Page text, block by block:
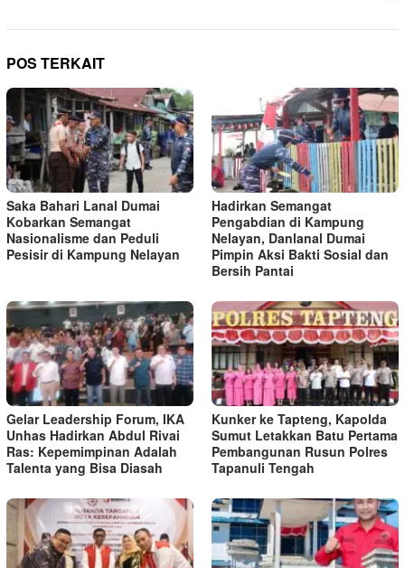
POS TERKAIT
Saka Bahari Lanal Dumai
Kobarkan Semangat
Nasionalisme dan Peduli
Pesisir di Kampung Nelayan
Hadirkan Semangat
Pengabdian di Kampung
Nelayan, Danlanal Dumai
Pimpin Aksi Bakti Sosial dan
Bersih Pantai
Gelar Leadership Forum, IKA
Unhas Hadirkan Abdul Rivai
Ras: Kepemimpinan Adalah
Talenta yang Bisa Diasah
Kunker ke Tapteng, Kapolda
Sumut Letakkan Batu Pertama
Pembangunan Rusun Polres
Tapanuli Tengah